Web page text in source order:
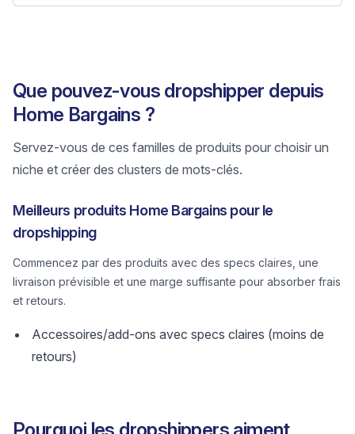
Que pouvez-vous dropshipper depuis
Home Bargains ?
Servez-vous de ces familles de produits pour choisir un
niche et créer des clusters de mots-clés.
Meilleurs produits Home Bargains pour le
dropshipping
Commencez par des produits avec des specs claires, une
livraison prévisible et une marge suffisante pour absorber frais
et retours.
Accessoires/add-ons avec specs claires (moins de
retours)